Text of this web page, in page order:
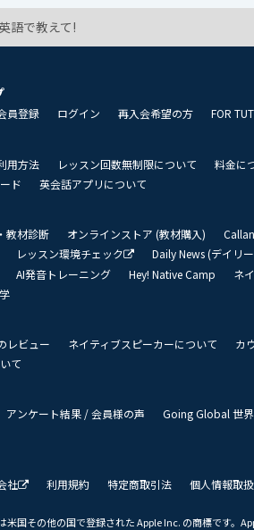
語で教えて!
員登録 ログイン 再入会希望の方 FOR
用方法 レッスン回数無制限について
料金に
ド
英会話アプリについて
教材診断 オンラインストア (教材購入)
レッスン環境チェック
Daily News (デイリ
AI発音トレーニング Hey! Native Camp
ネ
レビュー ネイティブスピーカーについて
カ
て
アンケート結果 / 会員様の声
Going Global 世
社 利用規約 特定商取引法 個人情報取
米国その他の国で登録された Apple Inc. の商標です。